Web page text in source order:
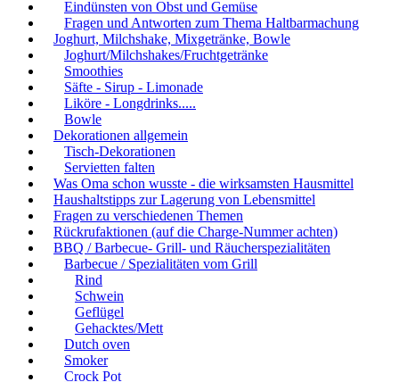
Eindünsten von Obst und Gemüse
Fragen und Antworten zum Thema Haltbarmachung
Joghurt, Milchshake, Mixgetränke, Bowle
Joghurt/Milchshakes/Fruchtgetränke
Smoothies
Säfte - Sirup - Limonade
Liköre - Longdrinks.....
Bowle
Dekorationen allgemein
Tisch-Dekorationen
Servietten falten
Was Oma schon wusste - die wirksamsten Hausmittel
Haushaltstipps zur Lagerung von Lebensmittel
Fragen zu verschiedenen Themen
Rückrufaktionen (auf die Charge-Nummer achten)
BBQ / Barbecue- Grill- und Räucherspezialitäten
Barbecue / Spezialitäten vom Grill
Rind
Schwein
Geflügel
Gehacktes/Mett
Dutch oven
Smoker
Crock Pot